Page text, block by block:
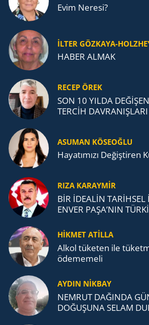
Evim Neresi?
İLTER GÖZKAYA-
HABER ALMAK
RECEP ÖREK
SON 10 YILDA
TERCİH DAVRANIŞLARI
ASUMAN KÖSEOĞLU
Ha­ya­tı­mı­zı De­ğiş­ti­ren
RIZA KARAYMIR
BİR İDEALİN
ENVER PAŞA’NIN
TEŞKİLATI’NA UZANAN
HİKMET ATİLLA
Alkol tü­ke­ten ile
öde­me­me­li
AYDIN NİKBAY
NEMRUT DAĞINDA
DOĞUŞUNA SELAM